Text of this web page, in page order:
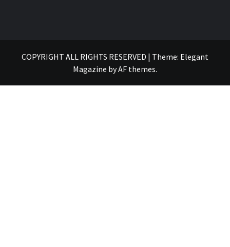
COPYRIGHT ALL RIGHTS RESERVED | Theme: Elegant
Magazine byAF themes.